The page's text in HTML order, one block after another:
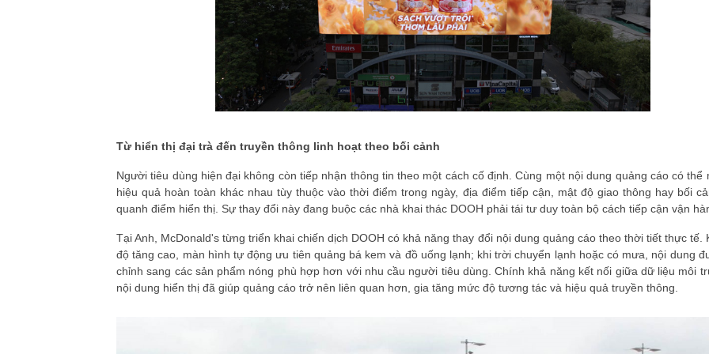
Từ hiển thị đại trà đến truyền thông linh hoạt theo bối cảnh
Người tiêu dùng hiện đại không còn tiếp nhận thông tin theo một cách cố định. Cùng một nội dung quảng cáo có thể
hiệu quả hoàn toàn khác nhau tùy thuộc vào thời điểm trong ngày, địa điểm tiếp cận, mật độ giao thông hay bối
quanh điểm hiển thị. Sự thay đổi này đang buộc các nhà khai thác DOOH phải tái tư duy toàn bộ cách tiếp cận vận
Tại Anh, McDonald's từng triển khai chiến dịch DOOH có khả năng thay đổi nội dung quảng cáo theo thời tiết thực tế.
độ tăng cao, màn hình tự động ưu tiên quảng bá kem và đồ uống lạnh; khi trời chuyển lạnh hoặc có mưa, nội dung
chỉnh sang các sản phẩm nóng phù hợp hơn với nhu cầu người tiêu dùng. Chính khả năng kết nối giữa dữ liệu môi
nội dung hiển thị đã giúp quảng cáo trở nên liên quan hơn, gia tăng mức độ tương tác và hiệu quả truyền thông.